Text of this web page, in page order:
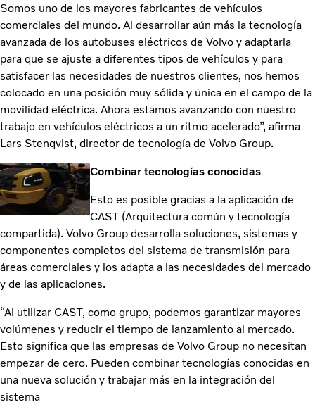
Somos uno de los mayores fabricantes de vehículos
comerciales del mundo. Al desarrollar aún más la tecnología
avanzada de los autobuses eléctricos de Volvo y adaptarla
para que se ajuste a diferentes tipos de vehículos y para
satisfacer las necesidades de nuestros clientes, nos hemos
colocado en una posición muy sólida y única en el campo de la
movilidad eléctrica. Ahora estamos avanzando con nuestro
trabajo en vehículos eléctricos a un ritmo acelerado”, afirma
Lars Stenqvist, director de tecnología de Volvo Group.
Combinar tecnologías conocidas
Esto es posible gracias a la aplicación de
CAST (Arquitectura común y tecnología
compartida). Volvo Group desarrolla soluciones, sistemas y
componentes completos del sistema de transmisión para
áreas comerciales y los adapta a las necesidades del mercado
y de las aplicaciones.
“Al utilizar CAST, como grupo, podemos garantizar mayores
volúmenes y reducir el tiempo de lanzamiento al mercado.
Esto significa que las empresas de Volvo Group no necesitan
empezar de cero. Pueden combinar tecnologías conocidas en
una nueva solución y trabajar más en la integración del
sistema